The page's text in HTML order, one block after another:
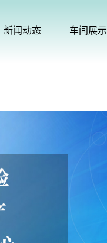
新闻动态 车间展示